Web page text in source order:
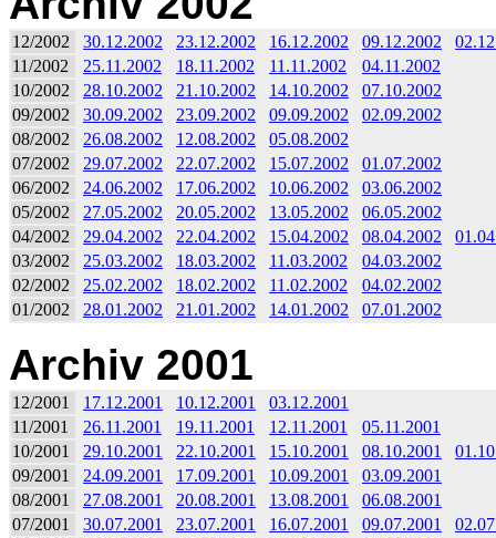
12/2002 30.12.2002 23.12.2002 16.12.2002 09.12.2002
11/2002
25.11.2002 18.11.2002 11.11.2002
04.11.2002
10/2002
28.10.2002 21.10.2002 14.10.2002
07.10.2002
09/2002
30.09.2002 23.09.2002 09.09.2002
02.09.2002
08/2002
26.08.2002 12.08.2002
05.08.2002
07/2002
29.07.2002 22.07.2002 15.07.2002
01.07.2002
06/2002
24.06.2002 17.06.2002 10.06.2002
03.06.2002
05/2002
27.05.2002 20.05.2002 13.05.2002
06.05.2002
04/2002
29.04.2002 22.04.2002 15.04.2002 08.04.2002
03/2002
25.03.2002 18.03.2002 11.03.2002
04.03.2002
02/2002
25.02.2002 18.02.2002 11.02.2002
04.02.2002
01/2002
28.01.2002 21.01.2002 14.01.2002 07.01.2002
Archiv 2001
12/2001 17.12.2001 10.12.2001
03.12.2001
11/2001
26.11.2001 19.11.2001 12.11.2001
05.11.2001
10/2001
29.10.2001 22.10.2001 15.10.2001 08.10.2001
09/2001
24.09.2001 17.09.2001 10.09.2001
03.09.2001
08/2001
27.08.2001 20.08.2001 13.08.2001
06.08.2001
07/2001
30.07.2001 23.07.2001 16.07.2001 09.07.2001